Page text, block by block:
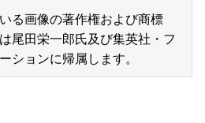
る画像の著作権および商標
尾田栄一郎氏及び集英社・フ
ションに帰属します。